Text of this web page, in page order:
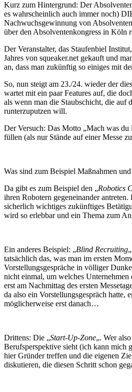
Kurz zum Hintergrund: Der
es wahrscheinlich auch immer noch)
Nachwuchsgewinnung von
über den Absolventenkongress in Köln
Der Veranstalter, das Staufenbiel
Jahres von squeaker.net gekauft und
an, dass man zukünftig so einiges mit
So, nun steigt am 23./24. wieder der
wartet mit ein paar Features auf, die
als wenn man die Staubschicht, die auf
runterzuputzen will.
Der Versuch: Das Motto „Mach was du
füllen (als nur Stände auf einer Messe
Was sind zum Beispiel Maßnahmen und
Da gibt es zum Beispiel den „Robotics
ihren Robotern gegeneinander
sicherlich wichtiges zukünftiges
wird so erlebbar und ein Thema zum
Ein anderes Beispiel: „Blind Recruiting
tatsächlich das, was man im ersten
Vorstellungsgespräche in völliger
nicht einmal, um welches Unternehmen
erst am Nachmittag des ersten
da also ein Vorstellungsgespräch hatte,
möglicherweise erst danach…
Drittens: Die „Start-Up-Zone„. Wer
Berufsperspektive sieht (ich kann mich
hier Gründer treffen und die eigenen
diskutieren, die diesen Schritt schon